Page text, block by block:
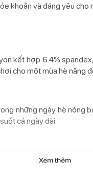
khoắn và đáng yêu cho
kết hợp 6.4%
cho một mùa hè năng
những ngày hè nóng
cả ngày dài.
Xem thêm